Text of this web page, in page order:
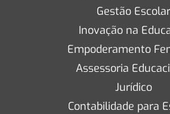
Gestão Escolar
Inovação na
Empoderamento
Assessoria
Jurídico
Contabilidade para